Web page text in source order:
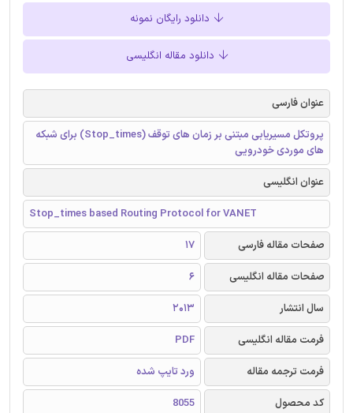
دانلود رایگان نمونه
دانلود مقاله انگلیسی
عنوان فارسی
پروتکل مسیریابی مبتنی بر زمان های توقف (Stop_times) برای شبکه
های موردی خودرویی
عنوان انگلیسی
Stop_times based Routing Protocol for VANET
صفحات مقاله فارسی
17
صفحات مقاله انگلیسی
6
سال انتشار
2013
فرمت مقاله انگلیسی
PDF
فرمت ترجمه مقاله
ورد تایپ شده
کد محصول
8055